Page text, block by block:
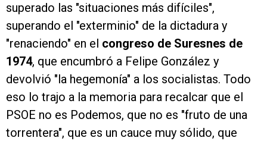
superado las "situaciones más difíciles",
superando el "exterminio" de la dictadura y
"renaciendo" en el congreso de Suresnes de
1974, que encumbró a Felipe González y
devolvió "la hegemonía" a los socialistas. Todo
eso lo trajo a la memoria para recalcar que el
PSOE no es Podemos, que no es "fruto de una
torrentera", que es un cauce muy sólido, que